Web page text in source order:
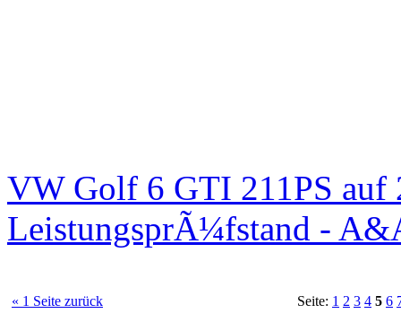
VW Golf 6 GTI 211PS auf
LeistungsprÃ¼fstand -
« 1 Seite zurück Seite: 1 2 3 4 5 6